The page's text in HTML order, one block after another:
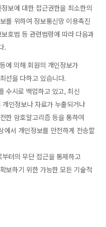
보에 대한 접근권한을 최소한의
를 위하여 정보통신망 이용촉진
호법 등 관련법령에 따라 다음과
.
에 의해 회원의 개인정보가
선을 다하고 있습니다.
수시로 백업하고 있고, 최신
인정보나 자료가 누출되거나
한 암호알고리즘 등을 통하여
에서 개인정보를 안전하게 전송할
터의 무단 접근을 통제하고
보하기 위한 가능한 모든 기술적